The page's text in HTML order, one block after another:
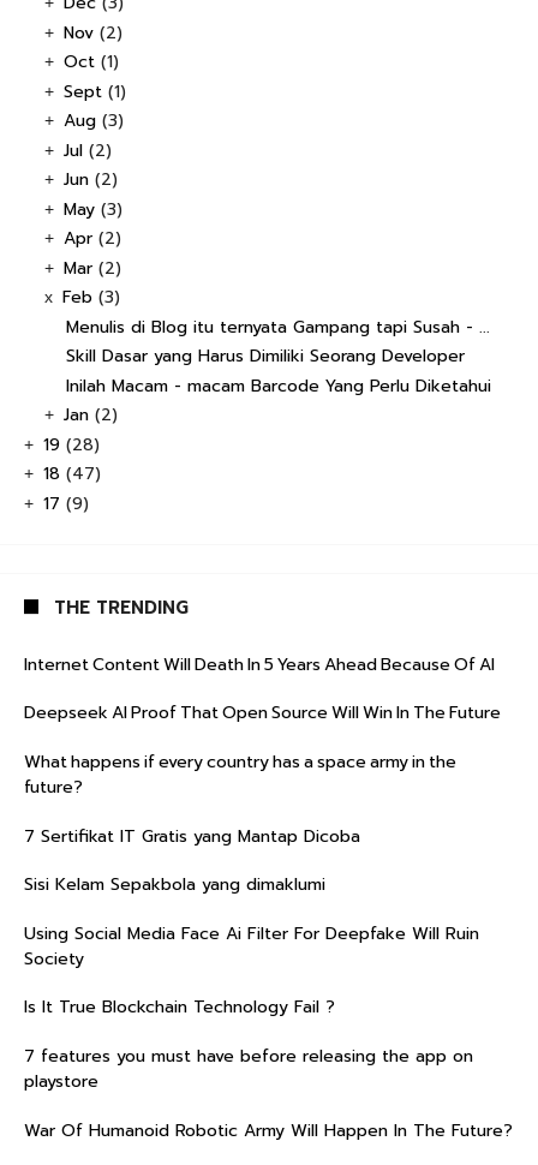
+ Nov (2)
+ Oct (1)
+ Sept (1)
+ Aug (3)
+ Jul (2)
+ Jun (2)
+ May (3)
+ Apr (2)
+ Mar (2)
x Feb (3)
Menulis di Blog itu ternyata Gampang tapi Susah - ...
Skill Dasar yang Harus Dimiliki Seorang Developer
Inilah Macam - macam Barcode Yang Perlu Diketahui
+ Jan (2)
+ 19 (28)
+ 18 (47)
+ 17 (9)
THE TRENDING
Internet Content Will Death In 5 Years Ahead Because Of AI
Deepseek AI Proof That Open Source Will Win In The Future
What happens if every country has a space army in the
future?
7 Sertifikat IT Gratis yang Mantap Dicoba
Sisi Kelam Sepakbola yang dimaklumi
Using Social Media Face Ai Filter For Deepfake Will Ruin
Society
Is It True Blockchain Technology Fail ?
7 features you must have before releasing the app on
playstore
War Of Humanoid Robotic Army Will Happen In The Future?